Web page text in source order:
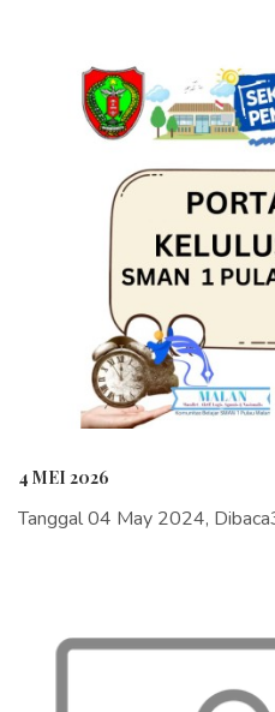
4 MEI 2026
Tanggal 04 May 2024,